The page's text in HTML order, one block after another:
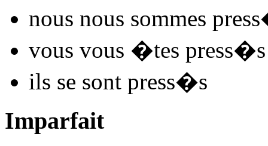
nous nous sommes press
vous vous �tes press�s
ils se sont press�s
Imparfait